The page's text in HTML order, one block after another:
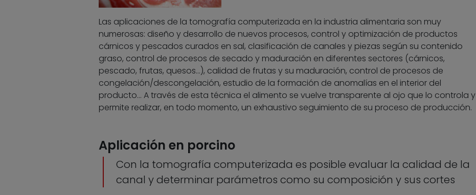
Las aplicaciones de la tomografía computerizada en la industria alimentaria son muy
numerosas: diseño y desarrollo de nuevos procesos, control y optimización de productos
cárnicos y pescados curados en sal, clasificación de canales y piezas según su contenido
graso, control de procesos de secado y maduración en diferentes sectores (cárnicos,
pescado, frutas, quesos…), calidad de frutas y su maduración, control de procesos de
congelación/descongelación, estudio de la formación de anomalías en el interior del
producto… A través de esta técnica el alimento se vuelve transparente al ojo que lo controla y
permite realizar, en todo momento, un exhaustivo seguimiento de su proceso de producción.
Aplicación en porcino
Con la tomografía computerizada es posible evaluar la calidad de la
canal y determinar parámetros como su composición y sus cortes